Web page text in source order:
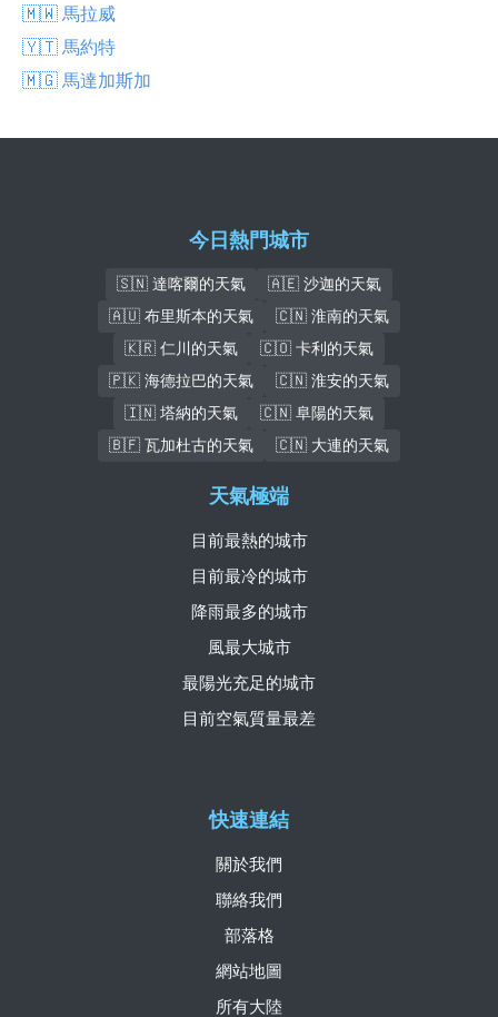
🇲🇼 馬拉威
🇾🇹 馬約特
🇲🇬 馬達加斯加
今日熱門城市
🇸🇳 達喀爾的天氣
🇦🇪 沙迦的天氣
🇦🇺 布里斯本的天氣
🇨🇳 淮南的天氣
🇰🇷 仁川的天氣
🇨🇴 卡利的天氣
🇵🇰 海德拉巴的天氣
🇨🇳 淮安的天氣
🇮🇳 塔納的天氣
🇨🇳 阜陽的天氣
🇧🇫 瓦加杜古的天氣
🇨🇳 大連的天氣
快速連結
關於我們
聯絡我們
部落格
網站地圖
所有大陸
天氣極端
目前最熱的城市
目前最冷的城市
降雨最多的城市
風最大城市
最陽光充足的城市
目前空氣質量最差